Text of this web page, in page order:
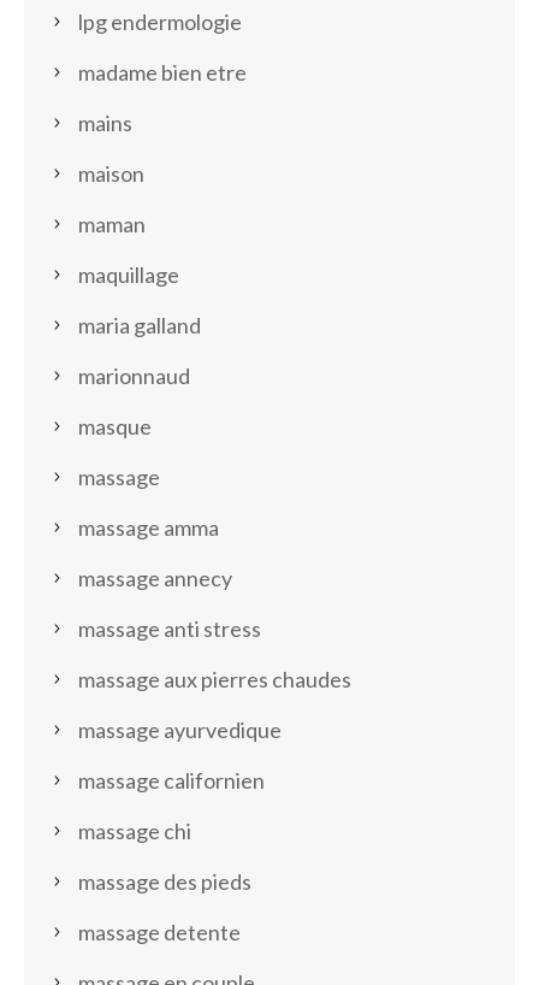
lpg endermologie
madame bien etre
mains
maison
maman
maquillage
maria galland
marionnaud
masque
massage
massage amma
massage annecy
massage anti stress
massage aux pierres chaudes
massage ayurvedique
massage californien
massage chi
massage des pieds
massage detente